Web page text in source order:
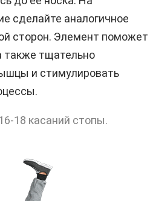
сделайте аналогичное
сторон. Элемент поможет
также тщательно
и стимулировать
18 касаний стопы.